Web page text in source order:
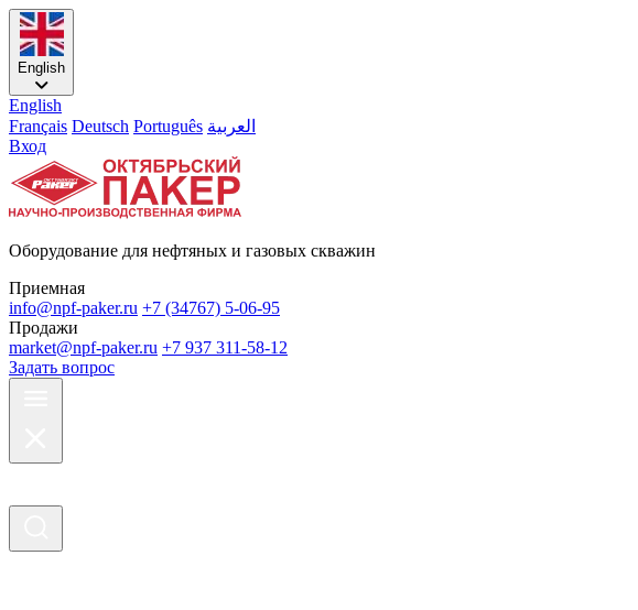
English
English
Français Deutsch Português العربية
Вход
Оборудование для нефтяных и газовых скважин
Приемная
info@npf-paker.ru +7 (34767) 5-06-95
Продажи
market@npf-paker.ru +7 937 311-58-12
Задать вопрос